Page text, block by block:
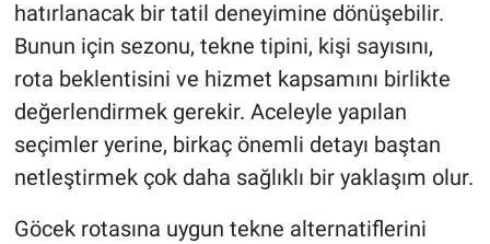
hatırlanacak bir tatil deneyimine dönüşebilir.
Bunun için sezonu, tekne tipini, kişi sayısını,
rota beklentisini ve hizmet kapsamını birlikte
değerlendirmek gerekir. Aceleyle yapılan
seçimler yerine, birkaç önemli detayı baştan
netleştirmek çok daha sağlıklı bir yaklaşım olur.
Göcek rotasına uygun tekne alternatiflerini